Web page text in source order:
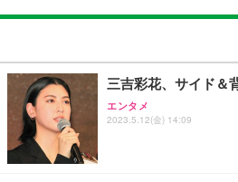
三吉彩花、サイド＆
エンタメ
2023.5.12(金) 14:09